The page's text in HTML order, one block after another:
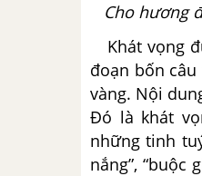
Cho hương
Khát vọng
đoạn bốn
vàng. Nội
Đó là khát
những tinh
nắng”,